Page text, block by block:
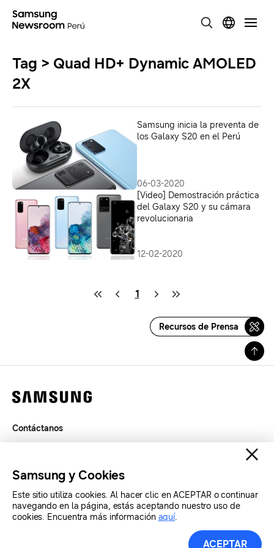
Tag > Quad HD+ Dynamic AMOLED
2X
Samsung inicia la preventa de
los Galaxy S20 en el Perú
06-03-2020
[Video] Demostración práctica
del Galaxy S20 y su cámara
revolucionaria
12-02-2020
1
Recursos de Prensa
Contáctanos
SAMSUNG.COM
Copyright© SAMSUNG Todos los derechos reservados.
Samsung y Cookies
Este sitio utiliza cookies. Al hacer clic en ACEPTAR o continuar
navegando en la página, estás aceptando nuestro uso de
cookies. Encuentra más información aquí.
ACEPTAR